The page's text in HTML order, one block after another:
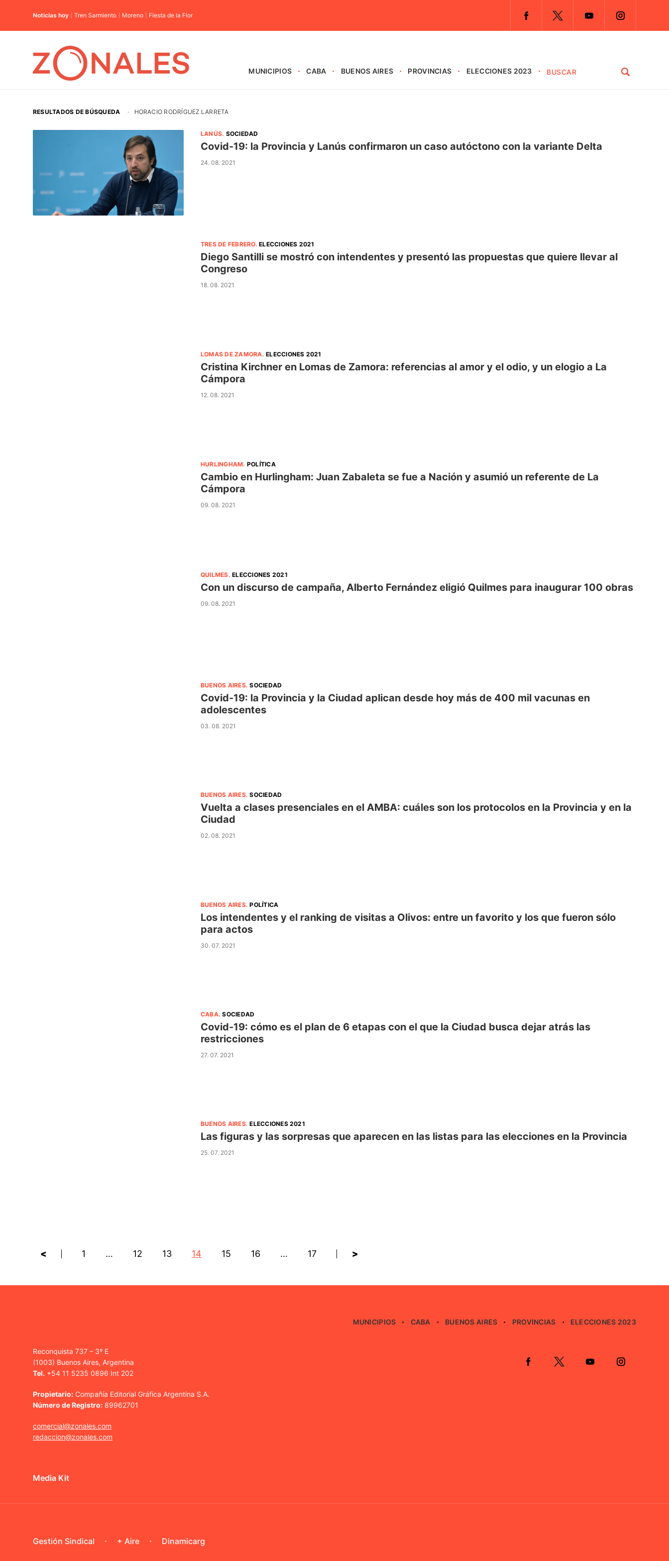
Noticias hoy Tren Sarmiento Moreno Fiesta de la Flor
MUNICIPIOS CABA BUENOS AIRES PROVINCIAS ELECCIONES 2023
RESULTADOS DE BÚSQUEDA · HORACIO RODRÍGUEZ LARRETA
LANÚS. SOCIEDAD
Covid-19: la Provincia y Lanús confirmaron un caso autóctono con la variante Delta
24. 08. 2021
TRES DE FEBRERO.ELECCIONES 2021
Diego Santilli se mostró con intendentes y presentó las propuestas que quiere llevar al
Congreso
18. 08. 2021
LOMAS DE ZAMORA.ELECCIONES 2021
Cristina Kirchner en Lomas de Zamora: referencias al amor y el odio, y un elogio a La
Cámpora
12. 08. 2021
HURLINGHAM. POLÍTICA
Cambio en Hurlingham: Juan Zabaleta se fue a Nación y asumió un referente de La
Cámpora
09. 08. 2021
QUILMES.ELECCIONES 2021
Con un discurso de campaña, Alberto Fernández eligió Quilmes para inaugurar 100 obras
09. 08. 2021
BUENOS AIRES.SOCIEDAD
Covid-19: la Provincia y la Ciudad aplican desde hoy más de 400 mil vacunas en
adolescentes
03. 08. 2021
BUENOS AIRES.SOCIEDAD
Vuelta a clases presenciales en el AMBA: cuáles son los protocolos en la Provincia y en la
Ciudad
02. 08. 2021
BUENOS AIRES.POLÍTICA
Los intendentes y el ranking de visitas a Olivos: entre un favorito y los que fueron sólo
para actos
30. 07. 2021
CABA.SOCIEDAD
Covid-19: cómo es el plan de 6 etapas con el que la Ciudad busca dejar atrás las
restricciones
27. 07. 2021
BUENOS AIRES.ELECCIONES 2021
Las figuras y las sorpresas que aparecen en las listas para las elecciones en la Provincia
25. 07. 2021
< 1 … 12 13 14 15 16 … 17 >
MUNICIPIOS CABA BUENOS AIRES PROVINCIAS ELECCIONES 2023
Reconquista 737 – 3º E
(1003) Buenos Aires, Argentina
Tel. +54 11 5235 0896 Int 202
Propietario: Compañía Editorial Gráfica Argentina S.A.
Número de Registro: 89962701
comercial@zonales.com
redaccion@zonales.com
Media Kit
Gestión Sindical + Aire Dinamicarg